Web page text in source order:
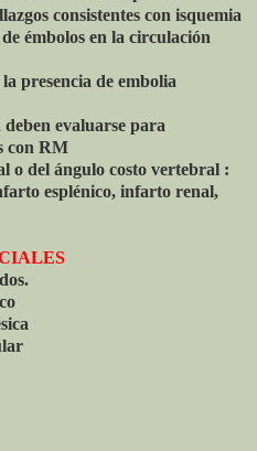
consistentes con isquemia
émbolos en la circulación
presencia de embolia
evaluarse para
con RM
o del ángulo costo vertebral :
esplénico, infarto renal,